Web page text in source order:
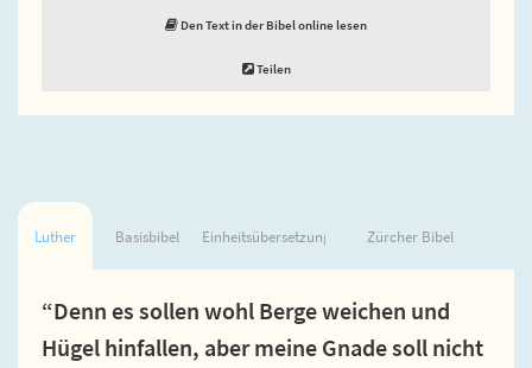
Den Text in der Bibel online lesen
Teilen
Luther Basisbibel Einheitsübersetzung Zürcher Bibel
“Denn es sollen wohl Berge weichen und
Hügel hinfallen, aber meine Gnade soll nicht